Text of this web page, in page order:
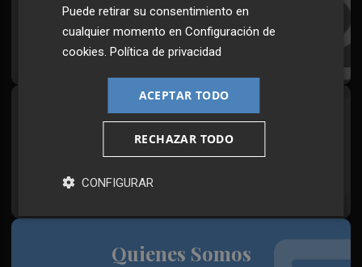
Todos los días a primera hora en tu email
¡Quiero suscribirme!
Síguenos en redes
Plaza Podcast, desde cualquier medio
Quienes Somos
Puede retirar su consentimiento en
cualquier momento enConfiguración de
cookies .Política de privacidad
ACEPTAR TODO
RECHAZAR TODO
CONFIGURAR